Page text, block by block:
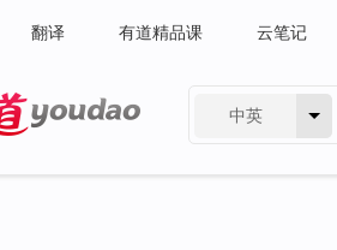
翻译 有道精品课 云笔记
中英